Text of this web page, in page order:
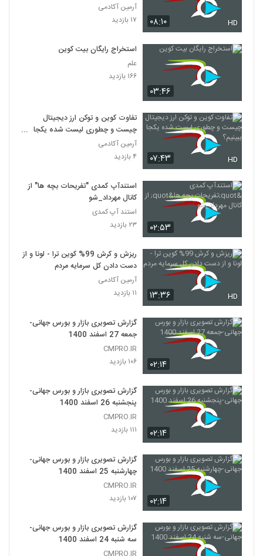
۰۸:۱۰ HD
آرمین آکادمی
۱۷ بازدید
۰۳:۴۶
استخراج رایگان بیت کوین
علم
۱۶۶ بازدید
۰۷:۴۳ HD
تفاوت کوین و توکن ارز دیجیتال
چیست و چطوری لیست شده یکجا
ببینیم؟
آرمین آکادمی
۴ بازدید
۰۲:۵۳
استندآپ کمدی "تفریحات بچه ها" از
کانال مهرداد_شو
استند آپ کمدی
۲۳ بازدید
۱۳:۳۶ HD
ریزش و کرش 99% کوین ترا - لونا و از
دست دادن کل سرمایه مردم
آرمین آکادمی
۱۱ بازدید
۰۲:۱۴
گزارش تصویری بازار و بورس جهانی-
جمعه 27 اسفند 1400
CMPRO.IR
۱۰۶ بازدید
۰۲:۱۴
گزارش تصویری بازار و بورس جهانی-
پنجشنبه 26 اسفند 1400
CMPRO.IR
۱۱۱ بازدید
۰۲:۱۴
گزارش تصویری بازار و بورس جهانی-
چهارشنبه 25 اسفند 1400
CMPRO.IR
۱۰۷ بازدید
گزارش تصویری بازار و بورس جهانی-
سه شنبه 24 اسفند 1400